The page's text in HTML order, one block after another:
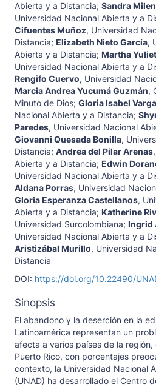
Abierta y a Distancia; Sandra
Universidad Nacional Abierta y a
Cifuentes Muñoz, Universidad
Distancia; Elizabeth Nieto García,
Abierta y a Distancia; Martha
Universidad Nacional Abierta y a
Rengifo Cuervo, Universidad
Marcia Andrea Yucumá Guzmán,
Minuto de Dios; Gloria Isabel
Nacional Abierta y a Distancia;
Paredes, Universidad Nacional
Giovanni Quesada Bonilla,
Distancia; Andrea del Pilar Arenas,
Abierta y a Distancia; Edwin
Universidad Nacional Abierta y a
Aldana Porras, Universidad
Gloria Esperanza Castellanos,
Abierta y a Distancia; Katherine
Universidad Surcolombiana; Ingrid
Universidad Nacional Abierta y a
Aristizábal Murillo, Universidad
Distancia
DOI: https://doi.org/10.22490/
Sinopsis
El abandono y la deserción en la
Latinoamérica representan un
afecta a varios países de la
Puerto Rico, con porcentajes
contexto, la Universidad Nacional
(UNAD) ha desarrollado el Centro